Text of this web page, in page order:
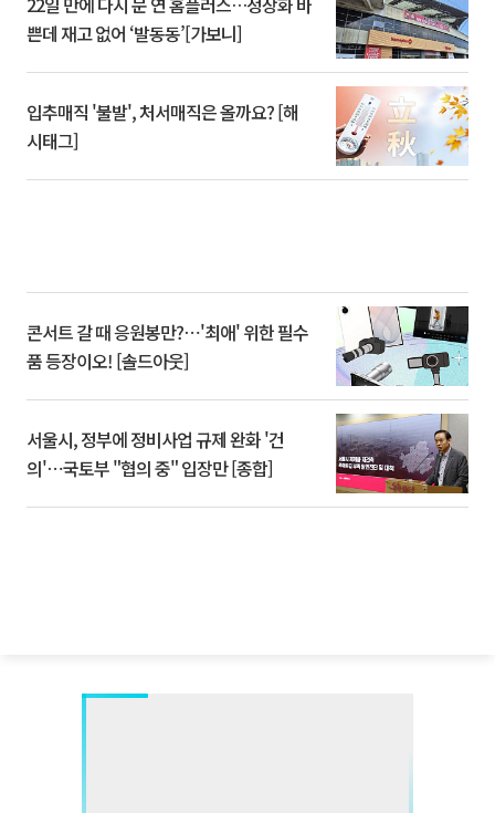
쁜데 재고 없어 ‘발동동’[가보니]
입추매직 '불발', 처서매직은 올까요? [해
시태그]
콘서트 갈 때 응원봉만?⋯'최애' 위한 필수
품 등장이오! [솔드아웃]
서울시, 정부에 정비사업 규제 완화 '건
의'⋯국토부 "협의 중" 입장만 [종합]